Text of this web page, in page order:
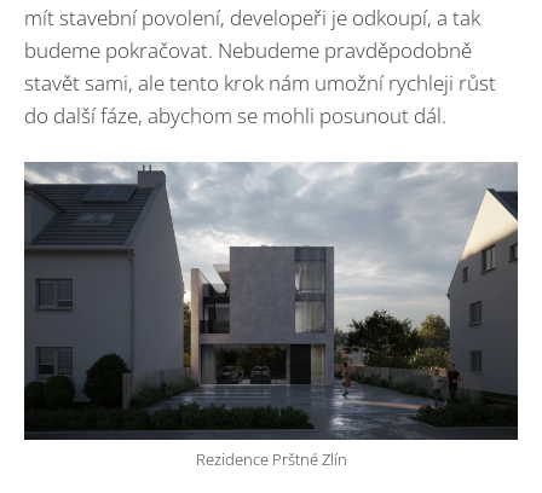
mít stavební povolení, developeři je odkoupí, a tak
budeme pokračovat. Nebudeme pravděpodobně
stavět sami, ale tento krok nám umožní rychleji růst
do další fáze, abychom se mohli posunout dál.
Rezidence Prštné Zlín